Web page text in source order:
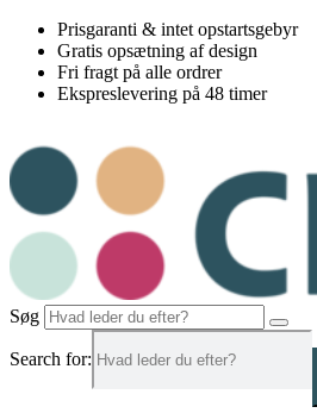
Videre
indhold
Prisgaranti & intet opstartsgebyr
Gratis opsætning af design
Fri fragt på alle ordrer
Ekspreslevering på 48 timer
Søg
Search for: